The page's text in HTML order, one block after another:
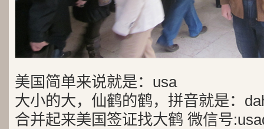
美国简单来说就是：usa
大小的大，仙鹤的鹤，拼音就是：
合并起来美国签证找大鹤 微信号